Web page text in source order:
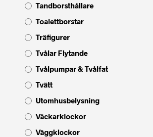
Tandborsthållare
Toalettborstar
Träfigurer
Tvålar Flytande
Tvålpumpar & Tvålfat
Tvätt
Utomhusbelysning
Väckarklockor
Väggklockor